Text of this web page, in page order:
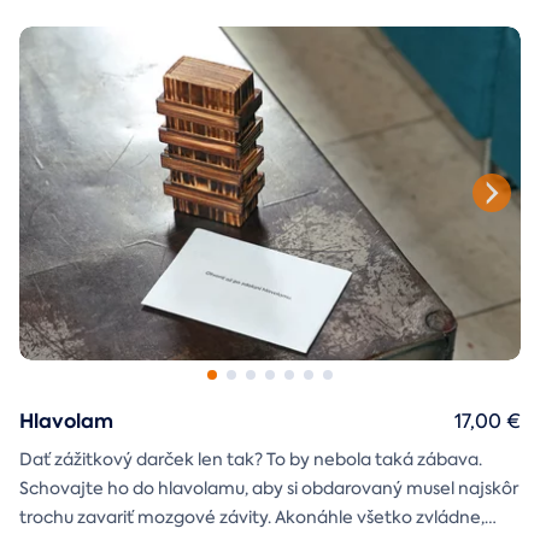
Hlavolam
Dať zážitkový darček len tak? To by nebola taká zábava.
Schovajte ho do hlavolamu, aby si obdarovaný musel najskôr
trochu zavariť mozgové závity. Akonáhle všetko zvládne,
17,00 €